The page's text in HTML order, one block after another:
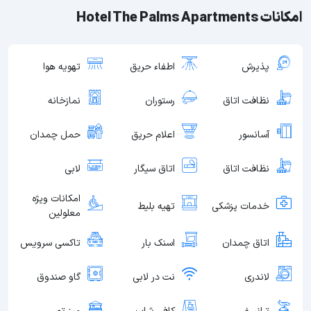
امکانات Hotel The Palms Apartments
پذیرش اطفاء حریق تهویه هوا
نظافت اتاق رستوران نمازخانه
آسانسور اعلام حریق حمل چمدان
نظافت اتاق اتاق سیگار لابی
خدمات پزشکی تهیه بلیط
امکانات ویژه
معلولین
اتاق چمدان اسنک بار تاکسی سرویس
لاندری نت در لابی گاو صندوق